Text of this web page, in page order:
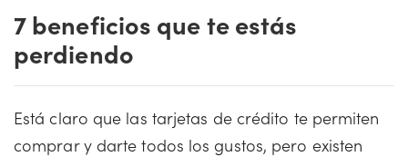
7 beneficios que te estás
perdiendo
Está claro que las tarjetas de crédito te permiten
comprar y darte todos los gustos, pero existen